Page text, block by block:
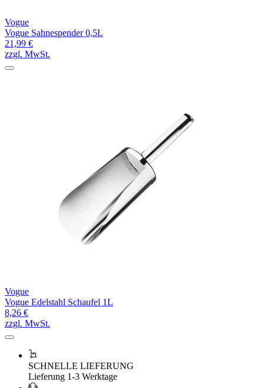
Vogue
Vogue Sahnespender 0,5L
21,99 €
zzgl. MwSt.
Vogue
Vogue Edelstahl Schaufel 1L
8,26 €
zzgl. MwSt.
SCHNELLE LIEFERUNG
Lieferung 1-3 Werktage